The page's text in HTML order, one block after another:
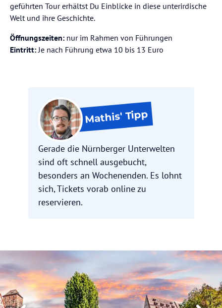
geführten Tour erhältst Du Einblicke in diese unterirdische
Welt und ihre Geschichte.
Öffnungszeiten: nur im Rahmen von Führungen
Eintritt:Je nach Führung etwa 10 bis 13 Euro
Mathis'Tipp
Gerade die Nürnberger Unterwelten
sind oft schnell ausgebucht,
besonders an Wochenenden. Es lohnt
sich, Tickets vorab online zu
reservieren.